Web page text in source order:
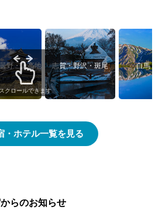
野・上高地 志賀・野沢・斑尾 白馬
クロールできます
・ホテル一覧を見る
らのお知らせ